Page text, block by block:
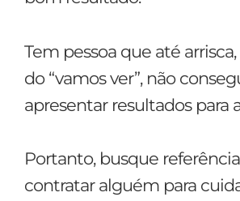
Tem pessoa que até
do “vamos ver”, não
apresentar resultados para
Portanto, busque
contratar alguém para